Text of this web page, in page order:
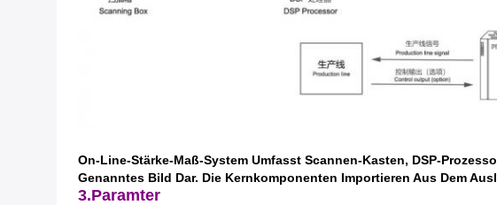
On-Line-Stärke-Maß-System Umfasst Scannen-Kasten, DSP-
Genanntes Bild Dar. Die Kernkomponenten Importieren Aus Dem
3.Paramter